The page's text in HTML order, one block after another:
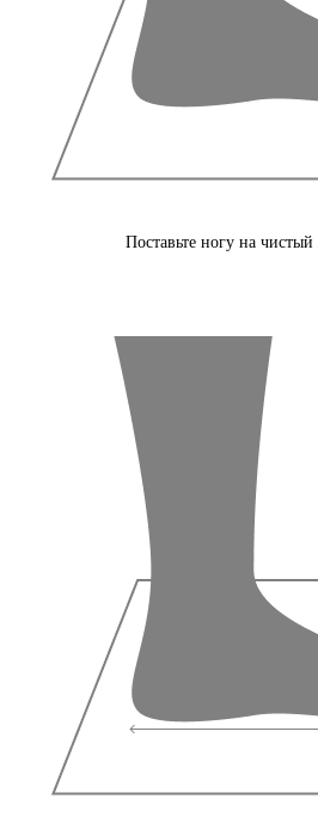
Поставьте ногу на чистый